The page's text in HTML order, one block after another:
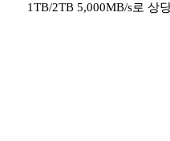
1TB/2TB 5,000MB/s로 상